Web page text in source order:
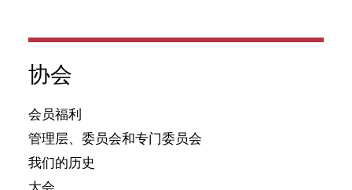
协会
会员福利
管理层、委员会和专门委员会
我们的历史